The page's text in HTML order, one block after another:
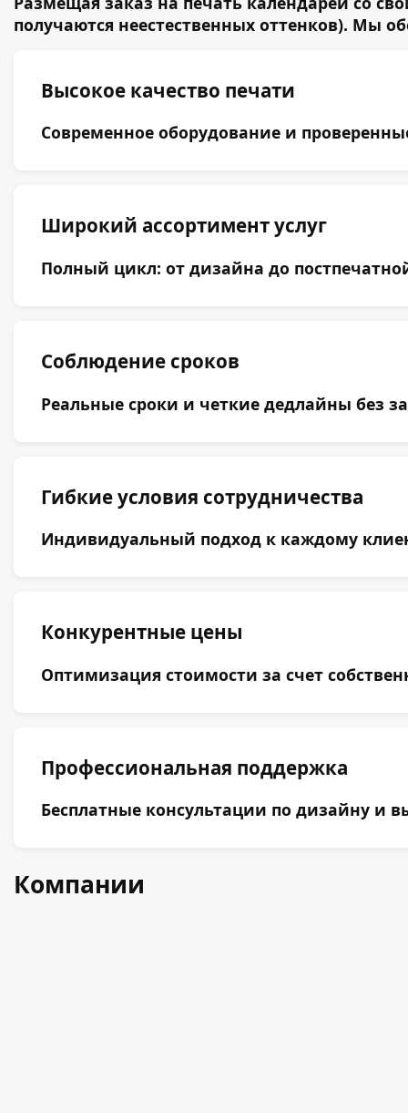
получаются неестественных оттенков). Мы
Высокое качество печати
Современное оборудование и
Широкий ассортимент услуг
Полный цикл: от дизайна до
Соблюдение сроков
Реальные сроки и четкие дедлайны без
Гибкие условия сотрудничества
Индивидуальный подход к каждому
Конкурентные цены
Оптимизация стоимости за счет
Профессиональная поддержка
Бесплатные консультации по дизайну и
Компании